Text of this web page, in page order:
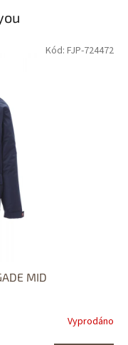
MID
Vyprodáno
Kód: FJP-724472